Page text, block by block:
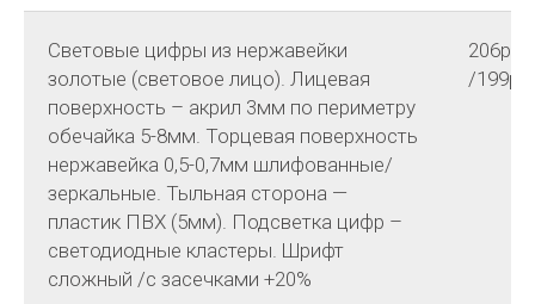
Световые цифры из нержавейки
золотые (световое лицо). Лицевая
поверхность – акрил 3мм по периметру
обечайка 5-8мм. Торцевая поверхность
нержавейка 0,5-0,7мм шлифованные/
зеркальные. Тыльная сторона —
пластик ПВХ (5мм). Подсветка цифр –
светодиодные кластеры. Шрифт
сложный /с засечками +20%
206р
/199р